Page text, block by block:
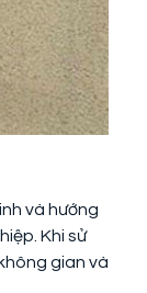
và hướng
Khi sử
gian và